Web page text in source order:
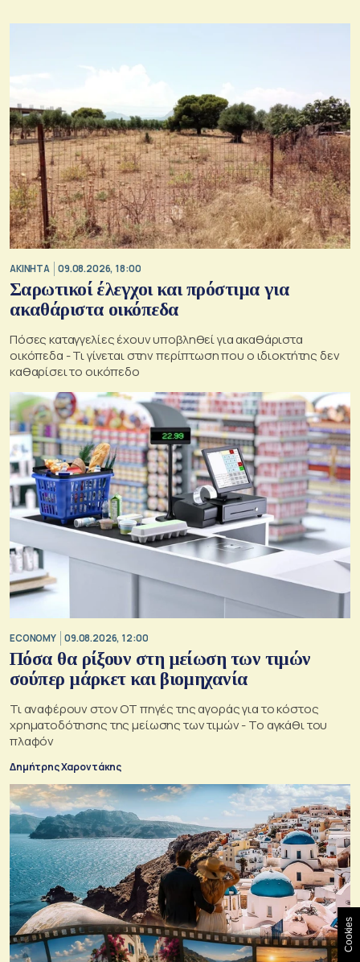
ΑΚΙΝΗΤΑ 09.08.2026, 18:00
Σαρωτικοί έλεγχοι και πρόστιμα για
ακαθάριστα οικόπεδα
Πόσες καταγγελίες έχουν υποβληθεί για ακαθάριστα
οικόπεδα - Τι γίνεται στην περίπτωση που ο ιδιοκτήτης δεν
καθαρίσει το οικόπεδο
ECONOMY 09.08.2026, 12:00
Πόσα θα ρίξουν στη μείωση των τιμών
σούπερ μάρκετ και βιομηχανία
Τι αναφέρουν στον ΟΤ πηγές της αγοράς για το κόστος
χρηματοδότησης της μείωσης των τιμών - Το αγκάθι του
πλαφόν
Δημήτρης Χαροντάκης
Cookies